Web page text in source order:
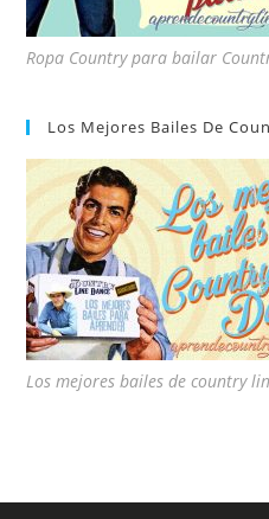
Ropa Country para bailar
Los Mejores Bailes De
Los mejores bailes de country